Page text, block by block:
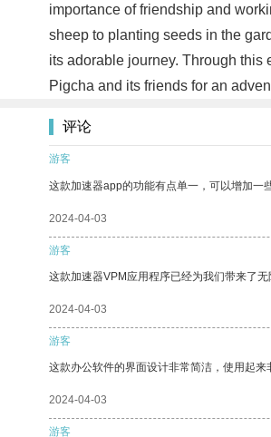
importance of friendship and
sheep to planting seeds in the
its adorable journey. Through
Pigcha and its friends for an
评论
游客
这款加速器app的功能有点单一，可以增加一
2024-04-03
游客
这款加速器VPM应用程序已经为我们带来了无
2024-04-03
游客
这款办公软件的界面设计非常简洁，使用起来
2024-04-03
游客